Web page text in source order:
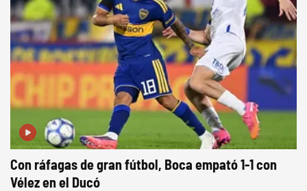
Con ráfagas de gran fútbol, Boca empató 1-1 con
Vélez en el Ducó